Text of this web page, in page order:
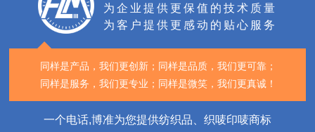
为企业提供更保值的技术质量
为客户提供更感动的贴心服务
同样是产品，我们更创新； 同样是品质，我们更可靠；
同样是服务，我们更专业； 同样是微笑，我们更真诚！
一个电话,博准为您提供纺织品、织唛印唛商标